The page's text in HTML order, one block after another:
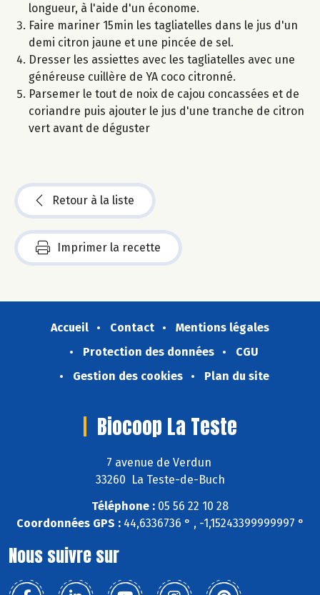
longueur, à l'aide d'un économe.
Faire mariner 15min les tagliatelles dans le jus d'un
demi citron jaune et une pincée de sel.
Dresser les assiettes avec les tagliatelles avec une
généreuse cuillère de YA coco citronné.
Parsemer le tout de noix de cajou concassées et de
coriandre puis ajouter le jus d'une tranche de citron
vert avant de déguster
Retour à la liste
Imprimer la recette
Accueil Contact
Mentions légales
Protection des données
CGU
Gestion des cookies
Plan du site
Biocoop La Teste
7 avenue de Verdun
33260 La Teste-de-Buch
Téléphone : 05 56 22 10 28
Coordonnées GPS :44,6336736 ° , -1,15243399999997 °
Nous suivre sur